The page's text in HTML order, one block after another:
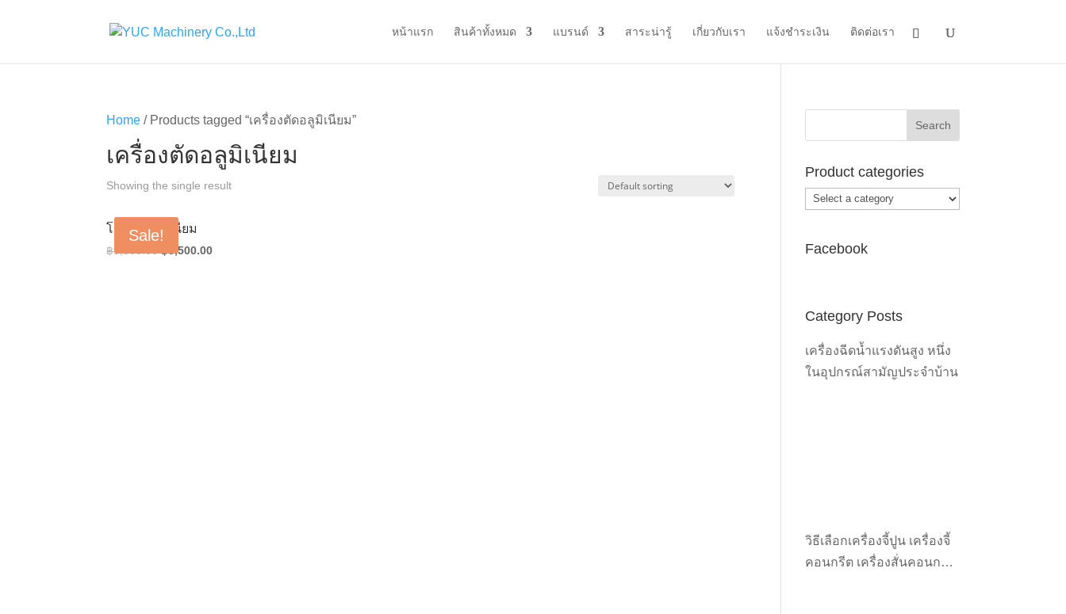
หน้าแรก สินค้าทั้งหมด แบรนด์ สาระน่ารู้ เกี่ยวกับเรา แจ้งชำระเงิน ติดต่อเรา
Home / Products tagged “เครื่องตัดอลูมิเนียม”
เครื่องตัดอลูมิเนียม
Showing the single result
Sale!
โต๊ะตัดอลูมิเนียม
฿9,500.00
Original
8,500.00Current
Product categories
Facebook
Category Posts
เครื่องฉีดน้ำแรงดันสูง หนึ่ง
ในอุปกรณ์สามัญประจำบ้าน
วิธีเลือกเครื่องจี้ปูน เครื่องจี้
คอนกรีต เครื่องสั่นคอนกรีต